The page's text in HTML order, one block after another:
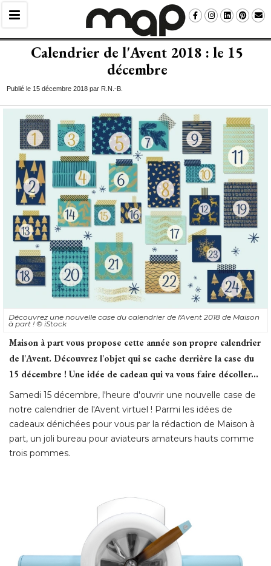
Calendrier de l'Avent 2018 : le 15
décembre
Publié le 15 décembre 2018 par R.N.-B.
Découvrez une nouvelle case du calendrier de l'Avent 2018 de Maison
à part ! © iStock
Maison à part vous propose cette année son propre calendrier
de l'Avent. Découvrez l'objet qui se cache derrière la case du
15 décembre ! Une idée de cadeau qui va vous faire décoller...
Samedi 15 décembre, l'heure d'ouvrir une nouvelle case de
notre calendrier de l'Avent virtuel ! Parmi les idées de
cadeaux dénichées pour vous par la rédaction de Maison à
part, un joli bureau pour aviateurs amateurs hauts comme
trois pommes.